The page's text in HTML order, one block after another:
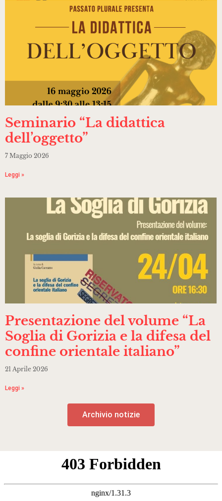
Seminario “La didattica
dell’oggetto”
7 Maggio 2026
Leggi »
Presentazione del volume “La
Soglia di Gorizia e la difesa del
confine orientale italiano”
21 Aprile 2026
Leggi »
Archivio notizie